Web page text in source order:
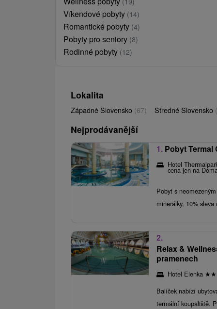
Víkendové pobyty (14)
Romantické pobyty (4)
Pobyty pro seniory (8)
Rodinné pobyty (12)
Lokalita
Západné Slovensko (67) Stredné Slovensko
Nejprodávanější
1. Pobyt Termal
Hotel
cena jen na
Pobyt s
minerálky, 10%
2.
Relax &
pramenech
Hotel Elenka ★★
Balíček nabízí
termální koupaliště.